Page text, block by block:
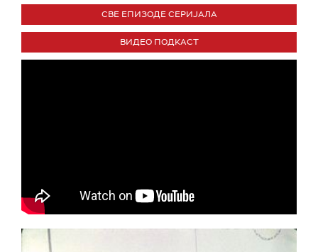
СВЕ ЕПИЗОДЕ СЕРИЈАЛА
ВИДЕО ПОДКАСТ